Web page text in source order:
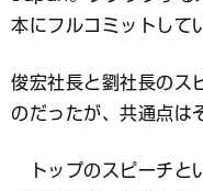
本にフルコミットして
俊宏社長と劉社長のス
のだったが、共通点は
トップのスピーチと